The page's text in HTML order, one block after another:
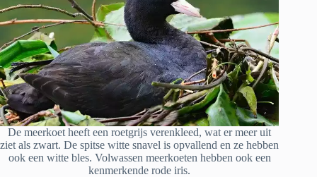
De meerkoet heeft een roetgrijs verenkleed, wat er meer uit
ziet als zwart. De spitse witte snavel is opvallend en ze hebben
ook een witte bles. Volwassen meerkoeten hebben ook een
kenmerkende rode iris.